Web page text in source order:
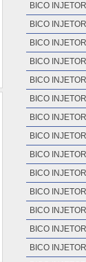
BICO
BICO
BICO
BICO
BICO
BICO
BICO
BICO
BICO
BICO
BICO
BICO
BICO
BICO